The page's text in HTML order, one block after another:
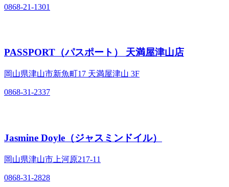
0868-21-1301
PASSPORT（パスポート） 天満屋津山店
岡山県津山市新魚町17 天満屋津山 3F
0868-31-2337
Jasmine Doyle（ジャスミンドイル）
岡山県津山市上河原217-11
0868-31-2828